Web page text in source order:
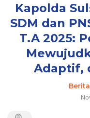
Kapolda
SDM dan
T.A 2025:
Adaptif,